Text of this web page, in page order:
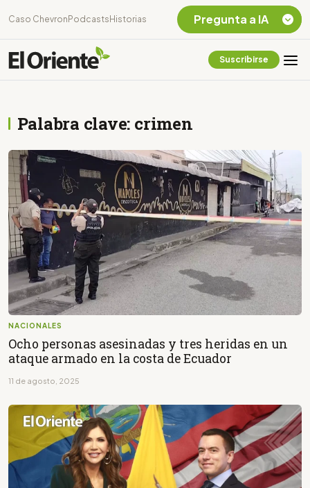
Caso Chevron Podcasts Historias
Suscribirse
Palabra clave: crimen
NACIONALES
Ocho personas asesinadas y tres heridas en un
ataque armado en la costa de Ecuador
11 de agosto, 2025
Pregunta a IA
Amazonia Ecuatoriana
¿En que consiste la
tasa minera que rige en
Ecuador?